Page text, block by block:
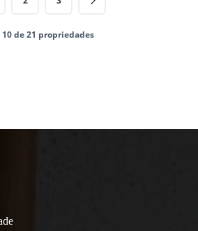
10 de 21 propriedades